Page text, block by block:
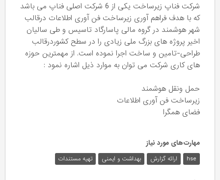
شرکت فناپ زیرساخت یکی از 6 شرکت اصلی فناپ می باشد
که با هدف فراهم آوری زیرساخت فن آوری اطلاعات درقالب
شهر هوشمند در گروه مالی پاسارگاد تاسیس و طی سالیان
اخیر پروژه های بزرگ ملی زیادی را در سطح کشوردرقالب
طراحی-تامین و ساخت اجرا نموده است. از مهمترین حوزه
های کاری شرکت می توان به موارد ذیل اشاره نمود :
حمل ونقل هوشمند
زیرساخت فن آوری اطلاعات
فضای همگرا
مهارت‌های مورد نیاز
hse ارائه گزارش بهداشت و ایمنی تهیه مستندات